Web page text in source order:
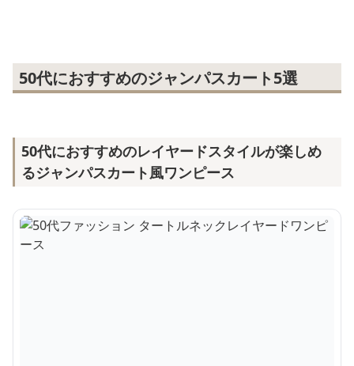
50代におすすめのジャンパスカート5選
50代におすすめのレイヤードスタイルが楽しめ
るジャンパスカート風ワンピース